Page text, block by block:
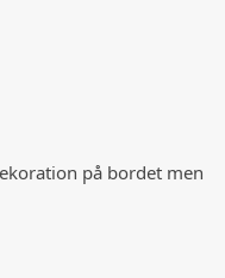
på bordet men